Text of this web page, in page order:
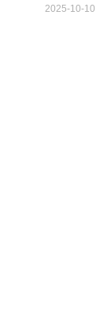
2025-10-10